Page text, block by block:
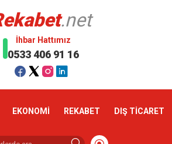
.net
İhbar Hattımız
0533 406 91 16
EKONOMİ REKABET DIŞ TİCARET